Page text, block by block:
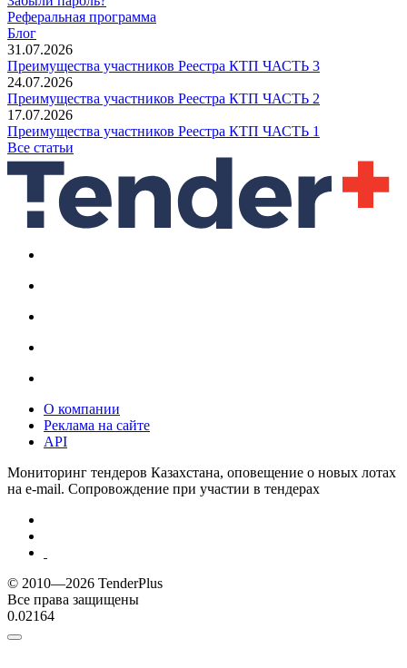
Реферальная программа
Блог
31.07.2026
Преимущества участников Реестра КТП ЧАСТЬ 3
24.07.2026
Преимущества участников Реестра КТП ЧАСТЬ 2
17.07.2026
Преимущества участников Реестра КТП ЧАСТЬ 1
Все статьи
О компании
Реклама на сайте
API
Мониторинг тендеров Казахстана, оповещение о новых лотах
на e-mail. Сопровождение при участии в тендерах
© 2010—2026 TenderPlus
Все права защищены
0.02164